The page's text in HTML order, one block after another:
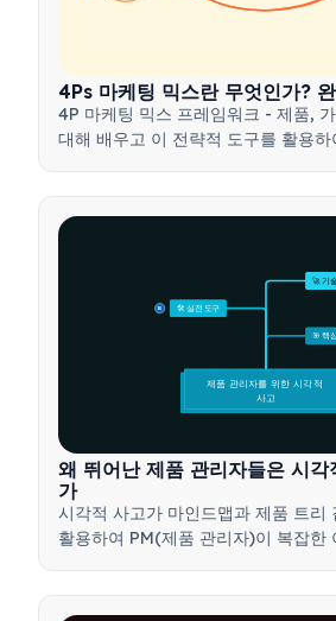
4Ps 마케팅 믹스란 무엇인가?
4P 마케팅 믹스 프레임워크 - 제품,
대해 배우고 이 전략적 도구를 활용하
🎯 핵
🛠️ 실전 도구
15
🚀 기
제품 관리자를 위한 시각적
사고
왜 뛰어난 제품 관리자들은 시각
가
시각적 사고가 마인드맵과 제품 트리
활용하여 PM(제품 관리자)이 복잡한